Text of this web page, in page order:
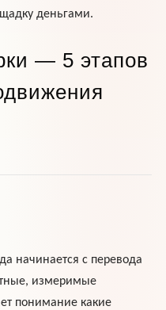
деньгами.
начинается с перевода
измеримые
понимание какие